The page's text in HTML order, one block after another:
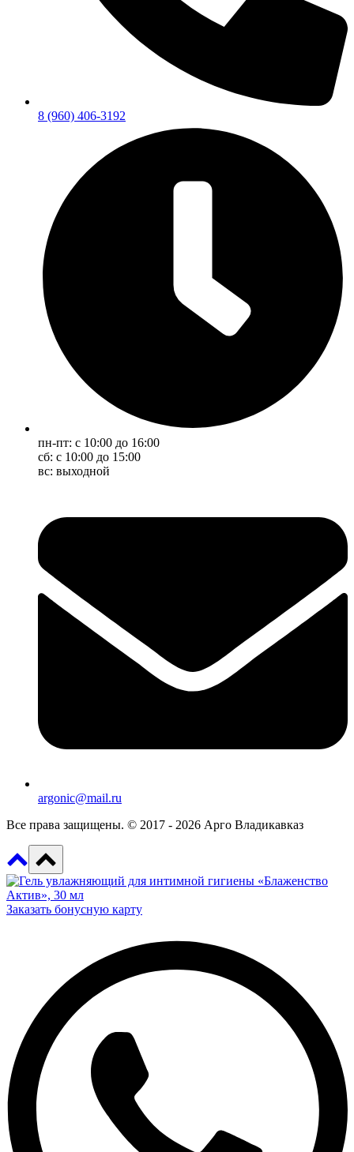
8 (960) 406-3192
пн-пт: с 10:00 до 16:00
сб: с 10:00 до 15:00
вс: выходной
argonic@mail.ru
Все права защищены. © 2017 - 2026 Арго Владикавказ
Заказать бонусную карту